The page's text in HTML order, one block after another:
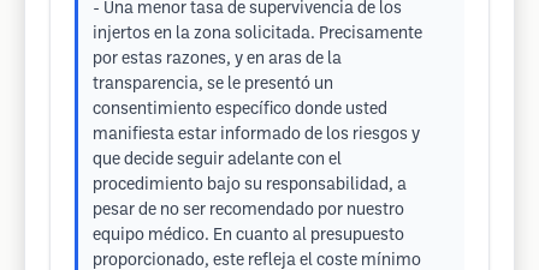
- Una menor tasa de supervivencia de los
injertos en la zona solicitada. Precisamente
por estas razones, y en aras de la
transparencia, se le presentó un
consentimiento específico donde usted
manifiesta estar informado de los riesgos y
que decide seguir adelante con el
procedimiento bajo su responsabilidad, a
pesar de no ser recomendado por nuestro
equipo médico. En cuanto al presupuesto
proporcionado, este refleja el coste mínimo